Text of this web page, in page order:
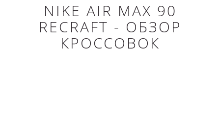
NIKE AIR MAX 90
RECRAFT - ОБЗОР
КРОССОВОК